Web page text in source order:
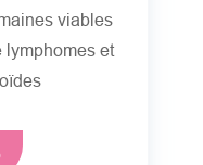
viables
lymphomes et